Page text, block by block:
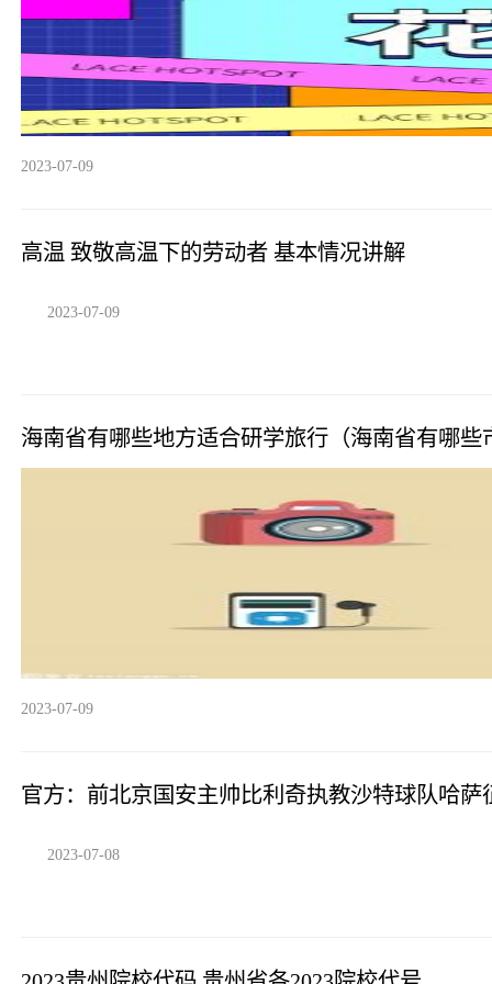
2023-07-09
高温 致敬高温下的劳动者 基本情况讲解
2023-07-09
海南省有哪些地方适合研学旅行（海南省有哪些
2023-07-09
官方：前北京国安主帅比利奇执教沙特球队哈萨
2023-07-08